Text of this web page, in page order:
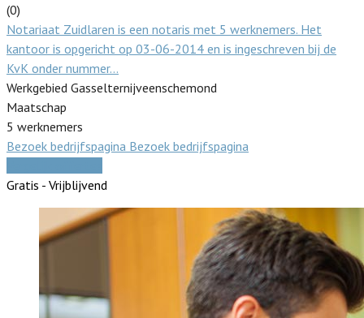
(0)
Notariaat Zuidlaren is een notaris met 5 werknemers. Het
kantoor is opgericht op 03-06-2014 en is ingeschreven bij de
KvK onder nummer…
Werkgebied Gasselternijveenschemond
Maatschap
5 werknemers
Bezoek bedrijfspagina Bezoek bedrijfspagina
Gratis - Vrijblijvend